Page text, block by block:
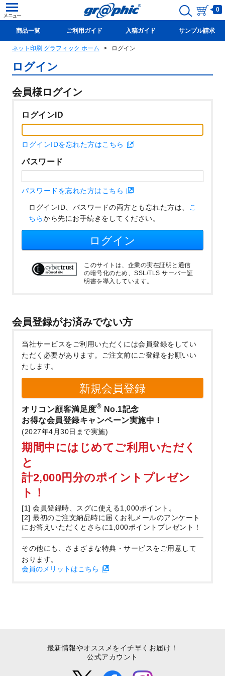
0
商品一覧 ご利用ガイド 入稿ガイド サンプル請求
新規会員登録(無料)
ネット印刷 グラフィック ホーム ログイン
ログイン
会員様ログイン
ログインID
ログインIDを忘れた方はこちら
パスワード
パスワードを忘れた方はこちら
ログインID、パスワードの両方とも忘れた方は、 こ
ちらから先にお手続きをしてください。
ログイン
このサイトは、企業の実在証明と通信
の暗号化のため、SSL/TLS サーバー証
明書を導入しています。
会員登録がお済みでない方
当社サービスをご利用いただくには会員登録をしてい
ただく必要があります。
ご注文前にご登録をお願いい
たします。
新規会員登録
オリコン顧客満足度® No.1記念
お得な会員登録キャンペーン実施中！
(2027年4月30日まで実施)
期間中にはじめてご利用いただく
と
計2,000円分のポイントプレゼン
ト！
[1] 会員登録時、スグに使える1,000ポイント。
[2] 最初のご注文納品時に届くお礼メールのアンケート
にお答えいただくとさらに1,000ポイントプレゼント！
その他にも、さまざまな特典・サービスをご用意して
おります。
会員のメリットはこちら
最新情報やオススメをイチ早くお届け！
公式アカウント